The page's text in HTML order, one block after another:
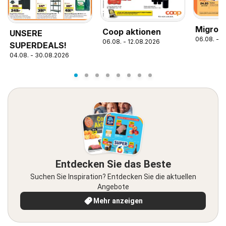
UNSERE
SUPERDEALS!
04.08. - 30.08.2026
Coop aktionen
06.08. - 12.08.2026
Migros
06.08. -
Entdecken Sie das Beste
Suchen Sie Inspiration? Entdecken Sie die aktuellen
Angebote
Mehr anzeigen